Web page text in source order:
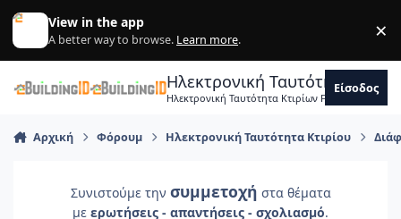
Skip to content
View in the app
A better way to browse. Learn more. ×
Ηλεκτρονική Ταυτότητα
Ηλεκτρονική Ταυτότητα Κτιρίων Forum
Είσοδος
Αρχική Φόρουμ Ηλεκτρονική Ταυτότητα Κτιρίου
Συνιστούμε την συμμετοχή στα θέματα
με ερωτήσεις - απαντήσεις - σχολιασμό.